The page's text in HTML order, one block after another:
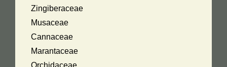
Zingiberaceae
Musaceae
Cannaceae
Marantaceae
Orchidaceae